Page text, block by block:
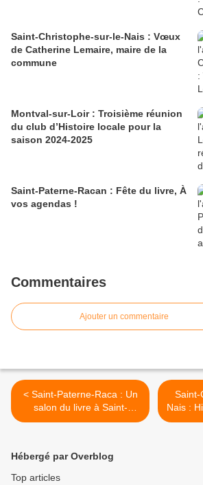
Saint-Christophe-sur-le-Nais : Vœux
de Catherine Lemaire, maire de la
commune
Montval-sur-Loir : Troisième réunion
du club d’Histoire locale pour la
saison 2024-2025
Saint-Paterne-Racan : Fête du livre, À
vos agendas !
Commentaires
Ajouter un commentaire
< Saint-Paterne-Raca : Un
salon du livre à Saint-
Paterne-Racan
Saint-
Nais :
Hébergé par Overblog
Top articles